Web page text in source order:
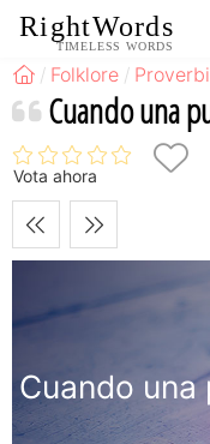
RightWords
TIMELESS WORDS
Folklore
Cuando una
Vota ahora
Cuando